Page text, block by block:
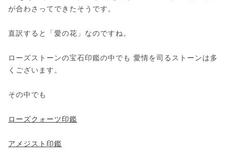
が合わさってできたそうです。
直訳すると「愛の花」なのですね。
ローズストーンの宝石印鑑の中でも 愛情を司るストーンは多
くございます。
その中でも
ローズクォーツ印鑑
アメジスト印鑑